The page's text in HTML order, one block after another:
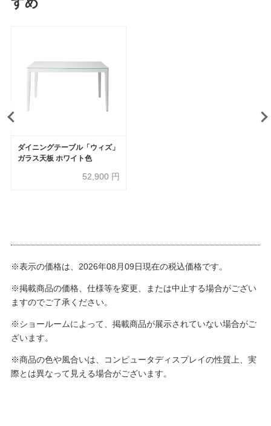
ダイニングテーブル「ウィズ」
ガラス天板 ホワイト色
52,900 円
※表示の価格は、2026年08月09日現在の税込価格です。
※掲載商品の価格、仕様等を変更、または中止する場合がござい
ますのでご了承ください。
※ショールームによって、掲載商品が展示されていない場合がご
ざいます。
※商品の色や風合いは、コンピュータディスプレイの性質上、実
際とは異なって見える場合がございます。